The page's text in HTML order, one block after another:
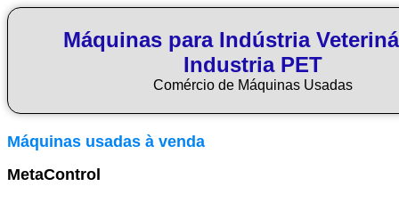
Máquinas para Indústria
Industria PET
Comércio de Máquinas Usadas
Máquinas usadas à venda
MetaControl